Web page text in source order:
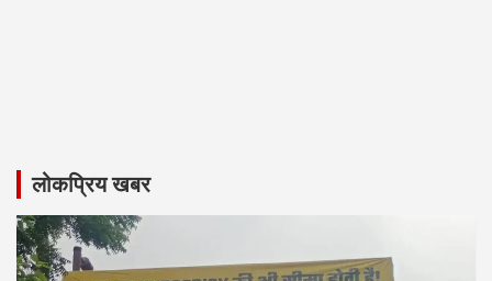
लोकप्रिय खबर